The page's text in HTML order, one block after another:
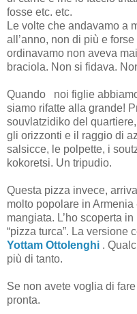
fosse etc. etc.
Le volte che andavamo a
all’anno, non di più e
ordinavamo non aveva
braciola. Non si fidava.
Quando
noi figlie
siamo rifatte alla grande!
souvlatzidiko del
gli orizzonti e il raggio di
salsicce, le polpette, i
kokoretsi. Un tripudio.
Questa pizza invece,
molto popolare in Armenia
mangiata. L’ho scoperta
“pizza turca”. La versione
Yottam Ottolenghi .
più di tanto.
Se non avete voglia di
pronta.